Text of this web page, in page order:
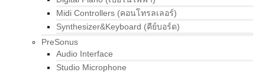
Midi Controllers (คอนโทรลเลอร์)
Synthesizer&Keyboard (คีย์บอร์ด)
PreSonus
Audio Interface
Studio Microphone